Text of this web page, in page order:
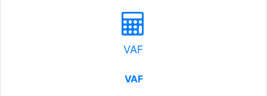
VAF
VAF